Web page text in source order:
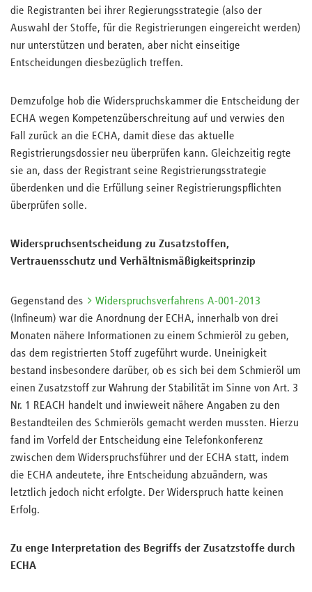
die Registranten bei ihrer Regierungsstrategie (also der
Auswahl der Stoffe, für die Registrierungen eingereicht werden)
nur unterstützen und beraten, aber nicht einseitige
Entscheidungen diesbezüglich treffen.
Demzufolge hob die Widerspruchskammer die Entscheidung der
ECHA wegen Kompetenzüberschreitung auf und verwies den
Fall zurück an die ECHA, damit diese das aktuelle
Registrierungsdossier neu überprüfen kann. Gleichzeitig regte
sie an, dass der Registrant seine Registrierungsstrategie
überdenken und die Erfüllung seiner Registrierungspflichten
überprüfen solle.
Widerspruchsentscheidung zu Zusatzstoffen,
Vertrauensschutz und Verhältnismäßigkeitsprinzip
Gegenstand des
Widerspruchsverfahrens A-001-2013
(Infineum) war die Anordnung der ECHA, innerhalb von drei
Monaten nähere Informationen zu einem Schmieröl zu geben,
das dem registrierten Stoff zugeführt wurde. Uneinigkeit
bestand insbesondere darüber, ob es sich bei dem Schmieröl um
einen Zusatzstoff zur Wahrung der Stabilität im Sinne von Art. 3
Nr. 1 REACH handelt und inwieweit nähere Angaben zu den
Bestandteilen des Schmieröls gemacht werden mussten. Hierzu
fand im Vorfeld der Entscheidung eine Telefonkonferenz
zwischen dem Widerspruchsführer und der ECHA statt, indem
die ECHA andeutete, ihre Entscheidung abzuändern, was
letztlich jedoch nicht erfolgte. Der Widerspruch hatte keinen
Erfolg.
Zu enge Interpretation des Begriffs der Zusatzstoffe durch
ECHA